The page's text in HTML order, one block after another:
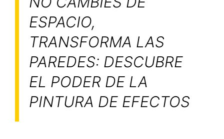
ESPACIO,
TRANSFORMA LAS
PAREDES: DESCUBRE
EL PODER DE LA
PINTURA DE EFECTOS